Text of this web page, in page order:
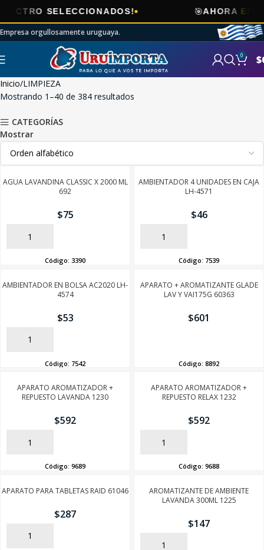
ENVÍOS
Empresa orgullosamente uruguaya.
0 $
Inicio LIMPIEZA
Mostrando 1–40 de 384 resultados
CATEGORÍAS
Mostrar
AGUA LAVANDINA CLASSIC X 2000 ML
692
$75
AÑADIR
Código: 3390
AMBIENTADOR 4 UNIDADES EN CAJA
LH-4571
$46
AÑADIR
Código: 7539
AMBIENTADOR EN BOLSA AC2020 LH-
4574
$53
AÑADIR
Código: 7542
APARATO + AROMATIZANTE GLADE
LAV Y VAI175G 60363
$601
Código: 8892
APARATO AROMATIZADOR +
REPUESTO LAVANDA 1230
$592
AÑADIR
Código: 9689
APARATO AROMATIZADOR +
REPUESTO RELAX 1232
$592
AÑADIR
Código: 9688
APARATO PARA TABLETAS RAID 61046
$287
AÑADIR
AROMATIZANTE DE AMBIENTE
LAVANDA 300ML 1225
$147
AÑADIR